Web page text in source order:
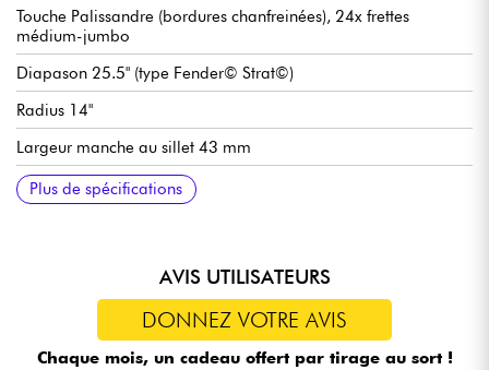
Touche Palissandre (bordures chanfreinées), 24x frettes
médium-jumbo
Diapason 25.5" (type Fender© Strat©)
Radius 14"
Largeur manche au sillet 43 mm
Set de micros double bobinage Sire Basic Humbucker
Volume
Tonalité (fonction coil-split via potentiomètre push/pull)
Sélecteur micros 3x positions
Chevalet / vibrato traditionnel Sire Basic Tremolo Bridge (2-
Point Tremolo Type)
Mécaniques Sire Basic Tuners
Finition satin
Plus de spécifications
AVIS UTILISATEURS
DONNEZ VOTRE AVIS
Chaque mois, un cadeau offert par tirage au sort !